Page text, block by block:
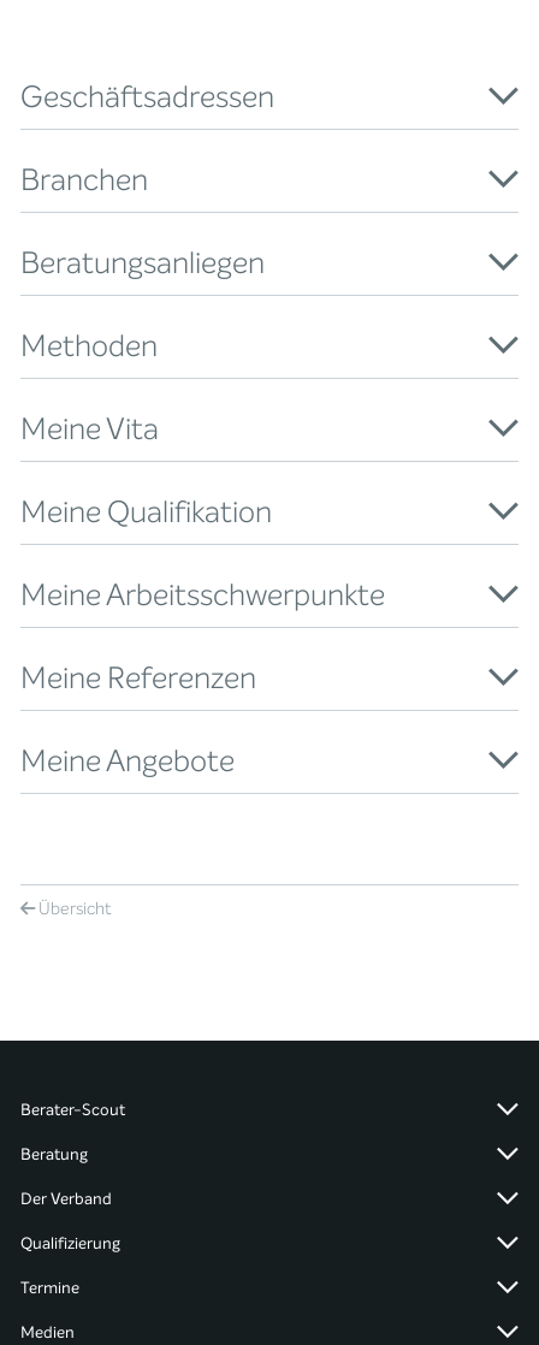
Geschäftsadressen
Branchen
Beratungsanliegen
Methoden
Meine Vita
Meine Qualifikation
Meine Arbeitsschwerpunkte
Meine Referenzen
Meine Angebote
Übersicht
Berater-Scout
Beratung
Der Verband
Qualifizierung
Termine
Medien